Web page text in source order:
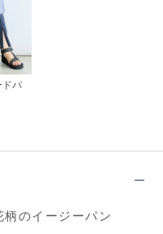
ドパ
のイージーパン